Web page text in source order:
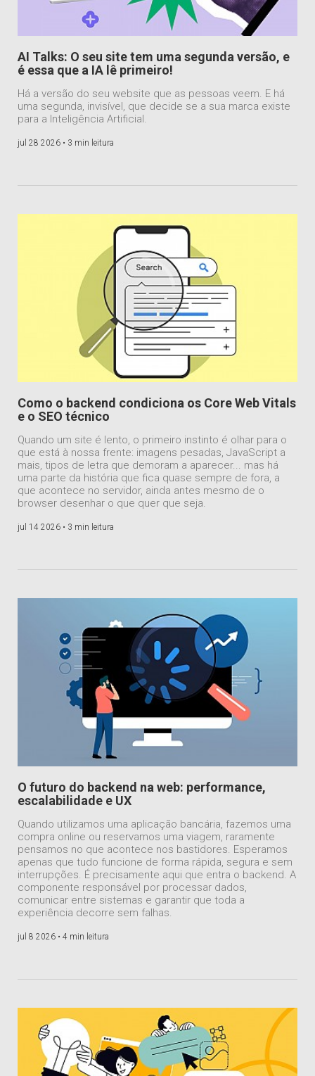
AI Talks: O seu site tem uma segunda versão, e
é essa que a IA lê primeiro!
Há a versão do seu website que as pessoas veem. E há
uma segunda, invisível, que decide se a sua marca existe
para a Inteligência Artificial.
jul 28 2026 • 3 min leitura
Como o backend condiciona os Core Web Vitals
e o SEO técnico
Quando um site é lento, o primeiro instinto é olhar para o
que está à nossa frente: imagens pesadas, JavaScript a
mais, tipos de letra que demoram a aparecer... mas há
uma parte da história que fica quase sempre de fora, a
que acontece no servidor, ainda antes mesmo de o
browser desenhar o que quer que seja.
jul 14 2026 • 3 min leitura
O futuro do backend na web: performance,
escalabilidade e UX
Quando utilizamos uma aplicação bancária, fazemos uma
compra online ou reservamos uma viagem, raramente
pensamos no que acontece nos bastidores. Esperamos
apenas que tudo funcione de forma rápida, segura e sem
interrupções. É precisamente aqui que entra o backend. A
componente responsável por processar dados,
comunicar entre sistemas e garantir que toda a
experiência decorre sem falhas.
jul 8 2026 • 4 min leitura